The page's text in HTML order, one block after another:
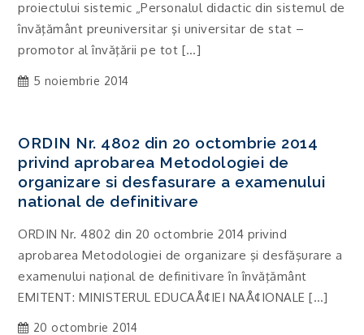
proiectului sistemic „Personalul didactic din sistemul de
învăţământ preuniversitar şi universitar de stat –
promotor al învăţării pe tot […]
5 noiembrie 2014
ORDIN Nr. 4802 din 20 octombrie 2014
privind aprobarea Metodologiei de
organizare si desfasurare a examenului
national de definitivare
ORDIN Nr. 4802 din 20 octombrie 2014 privind
aprobarea Metodologiei de organizare şi desfăşurare a
examenului naţional de definitivare în învăţământ
EMITENT: MINISTERUL EDUCAÅ¢IEI NAÅ¢IONALE […]
20 octombrie 2014